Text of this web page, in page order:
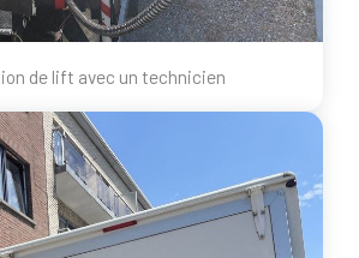
de lift avec un technicien